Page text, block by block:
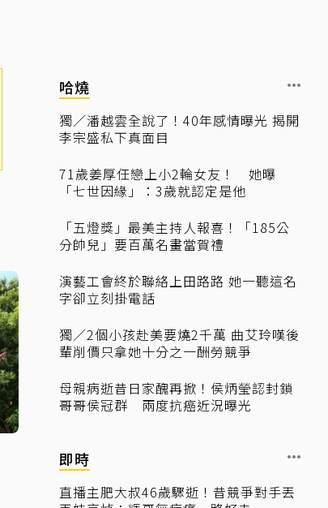
哈燒
獨／潘越雲全說了！40年感情曝光 揭開
李宗盛私下真面目
71歲姜厚任戀上小2輪女友！ 她曝
「七世因緣」：3歲就認定是他
「五燈獎」最美主持人報喜！「185公
分帥兒」要百萬名畫當賀禮
演藝工會終於聯絡上田路路 她一聽這名
字卻立刻掛電話
獨／2個小孩赴美要燒2千萬 曲艾玲嘆後
輩削價只拿她十分之一酬勞競爭
母親病逝昔日家醜再掀！侯炳瑩認封鎖
哥哥侯冠群 兩度抗癌近況曝光
即時
直播主肥大叔46歲驟逝！昔競爭對手丟